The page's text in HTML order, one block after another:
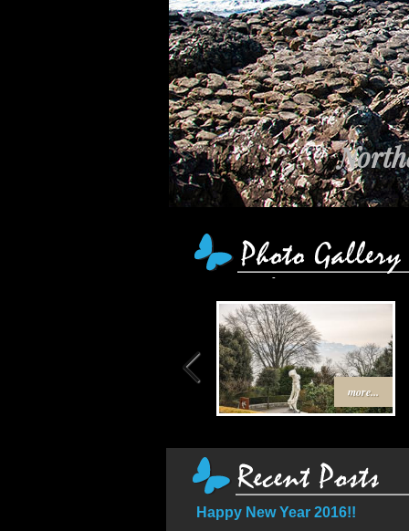
more...
Happy New Year 2016!!